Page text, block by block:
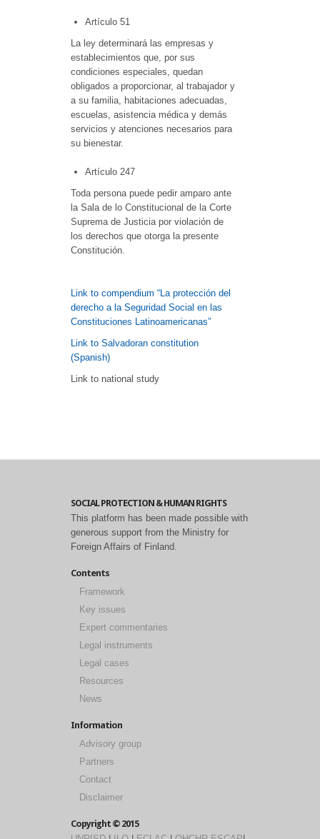
Artículo 51
La ley determinará las empresas y
establecimientos que, por sus
condiciones especiales, quedan
obligados a proporcionar, al trabajador y
a su familia, habitaciones adecuadas,
escuelas, asistencia médica y demás
servicios y atenciones necesarios para
su bienestar.
Artículo 247
Toda persona puede pedir amparo ante
la Sala de lo Constitucional de la Corte
Suprema de Justicia por violación de
los derechos que otorga la presente
Constitución.
Link to compendium “La protección del
derecho a la Seguridad Social en las
Constituciones Latinoamericanas”
Link to Salvadoran constitution
(Spanish)
Link to national study
SOCIAL PROTECTION & HUMAN RIGHTS
This platform has been made possible with
generous support from the Ministry for
Foreign Affairs of Finland.
Contents
Framework
Key issues
Expert commentaries
Legal instruments
Legal cases
Resources
News
Information
Advisory group
Partners
Contact
Disclaimer
Copyright © 2015